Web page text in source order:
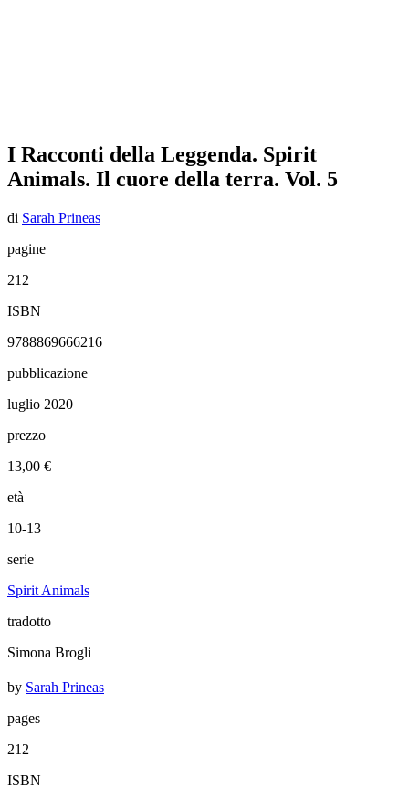
I Racconti della Leggenda. Spirit
Animals. Il cuore della terra. Vol. 5
di Sarah Prineas
pagine
212
ISBN
9788869666216
pubblicazione
luglio 2020
prezzo
13,00 €
età
10-13
serie
Spirit Animals
tradotto
Simona Brogli
by Sarah Prineas
pages
212
ISBN